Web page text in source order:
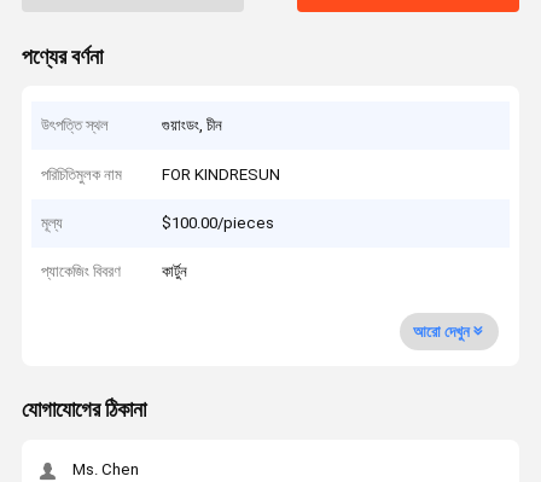
পণ্যের বর্ণনা
উৎপত্তি স্থল গুয়াংডং, চীন
পরিচিতিমুলক নাম FOR KINDRESUN
মূল্য $100.00/pieces
প্যাকেজিং বিবরণ কার্টুন
আরো দেখুন
যোগাযোগের ঠিকানা
Ms. Chen